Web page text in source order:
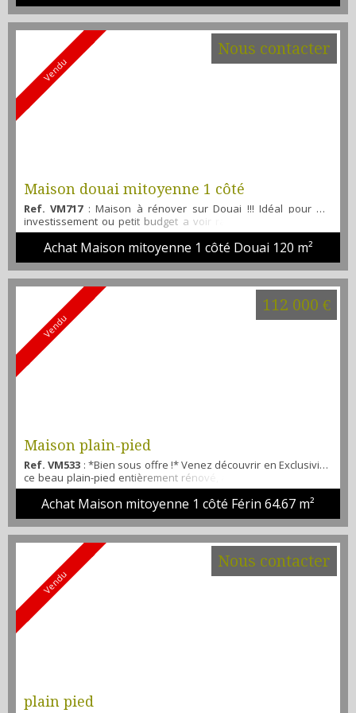
possibilités pour ce bien pouvant être réhabilité en maison à
usage d'habitation ou possibilité de laisser un commerce en
bas et de faire un appartement au...
Vendu
Maison douai mitoyenne 1 côté
Ref. VM717: Maison à rénover sur Douai !!! Idéal pour un
investissement ou petit budget a voir rapidement. La maison
comprend : un entrée, une cuisine, un séjour, un salon avec
cheminée insert, une salle de bains et un wc Au première
étage un palier desservant 3 chambres. combles
aménageables Pour l'extérieur un jardin clos, un garage et
une dépendance. ESTIMATIONS ET MISES EN V...
Achat Maison mitoyenne 1 côté Douai 120 m²
Nous contacter
Vendu
Maison plain-pied
Ref. VM533 : *Bien sous offre !* Venez découvrir en Exclusivité
ce beau plain-pied entièrement rénové, avec une pièce de vie
comprenant un poêle à granulé, une cuisine ouverte à installer
et à aménager à votre goût. Vous y trouverez un espace nuit
qui peut également servir de bureau et une grande et belle
chambre en parquet massif à l'écart de la pièce à vivre. A
l'extérieur, vous disposerez d'une gr...
Achat Maison mitoyenne 1 côté Férin 64.67 m²
112 000 €
Vendu
plain pied
Nous contacter